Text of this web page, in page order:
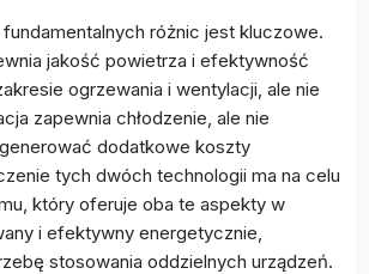
różnic jest kluczowe.
jakość powietrza i efektywność
ogrzewania i wentylacji, ale nie
zapewnia chłodzenie, ale nie
dodatkowe koszty
tych dwóch technologii ma na celu
który oferuje oba te aspekty w
i efektywny energetycznie,
stosowania oddzielnych urządzeń.